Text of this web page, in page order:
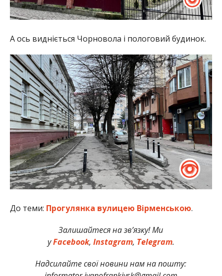
А ось видніється Чорновола і пологовий будинок.
До теми: Прогулянка вулицею Вірменською.
Залишайтеся на зв’язку! Ми
уFacebook, Instagram, Telegram.
Надсилайте свої новини нам на пошту: